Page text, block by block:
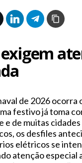
exigem
de 2026
festivo já toma
e de muitas cidades
os desfiles
elétricos se
atenção especial